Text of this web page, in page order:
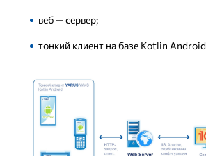
веб — сервер;
тонкий клиент на базе Kotlin Android